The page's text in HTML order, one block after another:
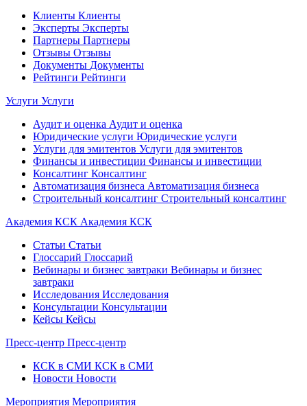
Клиенты Клиенты
Эксперты Эксперты
Партнеры Партнеры
Отзывы Отзывы
Документы Документы
Рейтинги Рейтинги
Услуги Услуги
Аудит и оценка Аудит и оценка
Юридические услуги Юридические услуги
Услуги для эмитентов Услуги для эмитентов
Финансы и инвестиции Финансы и инвестиции
Консалтинг Консалтинг
Автоматизация бизнеса Автоматизация бизнеса
Строительный консалтинг Строительный консалтинг
Академия КСК Академия КСК
Статьи Статьи
Глоссарий Глоссарий
Вебинары и бизнес завтраки Вебинары и бизнес
завтраки
Исследования Исследования
Консультации Консультации
Кейсы Кейсы
Пресс-центр Пресс-центр
КСК в СМИ КСК в СМИ
Новости Новости
Мероприятия Мероприятия